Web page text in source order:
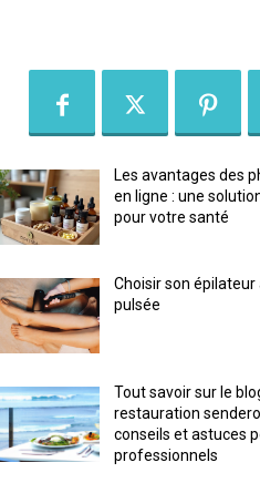
Les avantages des
en ligne : une
pour votre santé
Choisir son épilateur
pulsée
Tout savoir sur le
restauration
conseils et astuces
professionnels